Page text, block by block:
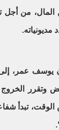
من أجل
يوسف عمر،
وتقرر
الوقت، تبدأ